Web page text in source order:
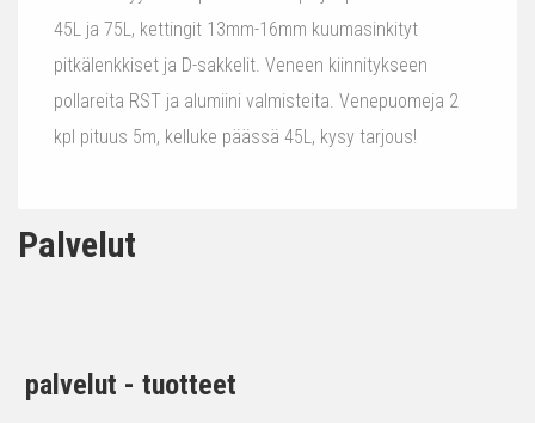
45L ja 75L, kettingit 13mm-16mm kuumasinkityt
pitkälenkkiset ja D-sakkelit. Veneen kiinnitykseen
pollareita RST ja alumiini valmisteita. Venepuomeja 2
kpl pituus 5m, kelluke päässä 45L, kysy tarjous!
Palvelut
palvelut - tuotteet